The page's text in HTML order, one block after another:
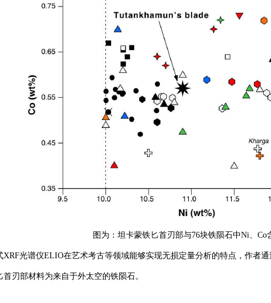
图为：坦卡蒙铁匕首刃部与76块铁陨石中Ni、Co
光谱仪ELIO在艺术考古等领域能够实现无损定量分析的特点，作者
刃部材料为来自于外太空的铁陨石。